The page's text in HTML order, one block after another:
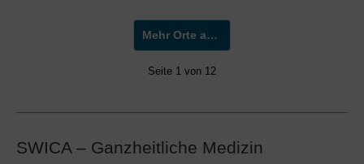
Mehr Orte anzeigen »
Seite 1 von 12
SWICA – Ganzheitliche Medizin